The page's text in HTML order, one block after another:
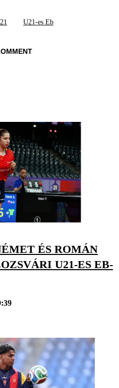
U21-es Eb
ÉS ROMÁN
U21-ES EB-